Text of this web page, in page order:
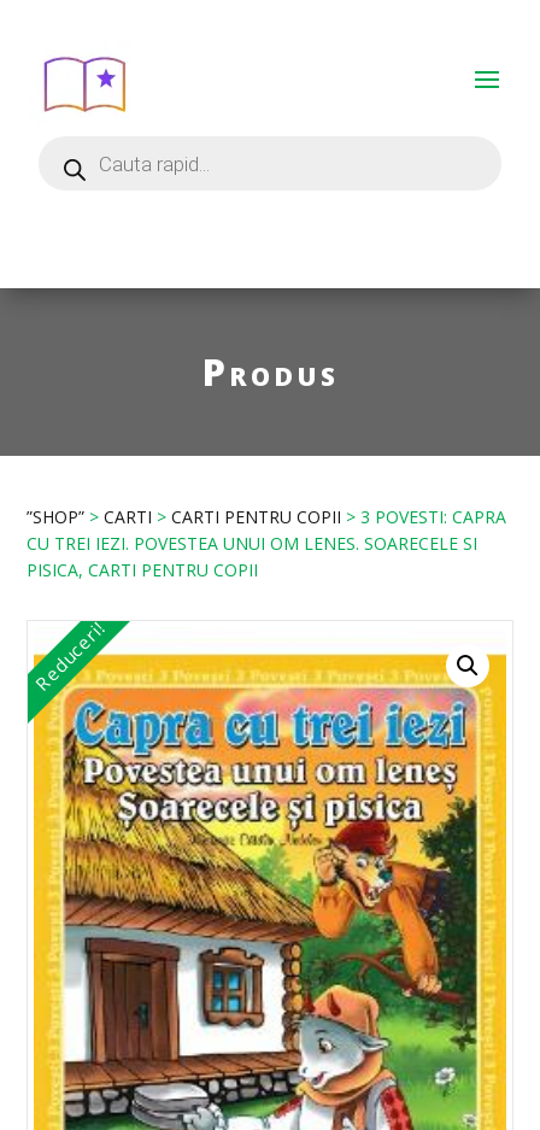
Produs
”SHOP” >CARTI >CARTI PENTRU COPII > 3 POVESTI: CAPRA
CU TREI IEZI. POVESTEA UNUI OM LENES. SOARECELE SI
PISICA, CARTI PENTRU COPII
Reduceri!